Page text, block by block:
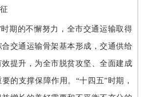
期的不懈努力，全市交通运输取得
交通运输骨架基本形成，交通供给
提升，为全市脱贫攻坚、全面建成
的支撑保障作用。“十四五”时期，